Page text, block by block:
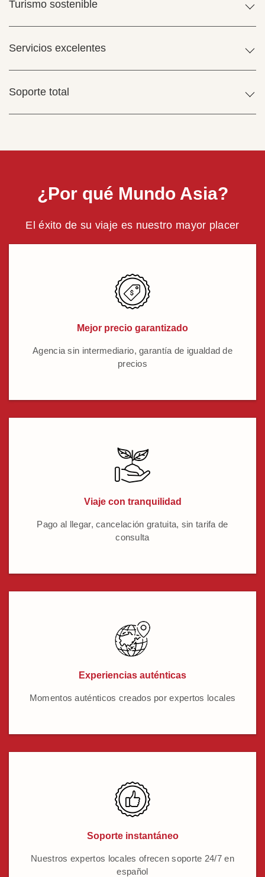
Turismo sostenible
Servicios excelentes
Soporte total
¿Por qué Mundo Asia?
El éxito de su viaje es nuestro mayor placer
Mejor precio garantizado
Agencia sin intermediario, garantía de igualdad de
precios
Viaje con tranquilidad
Pago al llegar, cancelación gratuita, sin tarifa de
consulta
Experiencias auténticas
Momentos auténticos creados por expertos locales
Soporte instantáneo
Nuestros expertos locales ofrecen soporte 24/7 en
español